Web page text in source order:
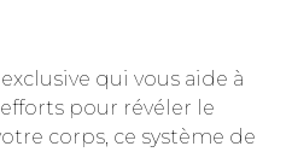
qui vous aide à
pour révéler le
corps, ce système de